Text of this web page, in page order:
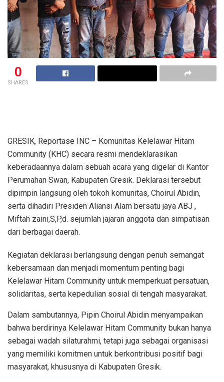
0
SHARES
GRESIK, Reportase INC – Komunitas Kelelawar Hitam
Community (KHC) secara resmi mendeklarasikan
keberadaannya dalam sebuah acara yang digelar di Kantor
Perumahan Swan, Kabupaten Gresik. Deklarasi tersebut
dipimpin langsung oleh tokoh komunitas, Choirul Abidin,
serta dihadiri Presiden Aliansi Alam bersatu jaya ABJ ,
Miftah zaini,S,P,d. sejumlah jajaran anggota dan simpatisan
dari berbagai daerah.
Kegiatan deklarasi berlangsung dengan penuh semangat
kebersamaan dan menjadi momentum penting bagi
Kelelawar Hitam Community untuk memperkuat persatuan,
solidaritas, serta kepedulian sosial di tengah masyarakat.
Dalam sambutannya, Pipin Choirul Abidin menyampaikan
bahwa berdirinya Kelelawar Hitam Community bukan hanya
sebagai wadah silaturahmi, tetapi juga sebagai organisasi
yang memiliki komitmen untuk berkontribusi positif bagi
masyarakat, khususnya di Kabupaten Gresik.